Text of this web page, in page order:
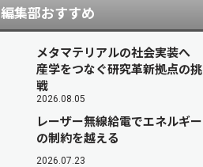
編集部おすすめ
メタマテリアルの社会実装へ
産学をつなぐ研究革新拠点の挑
戦
2026.08.05
レーザー無線給電でエネルギー
の制約を越える
2026.07.23